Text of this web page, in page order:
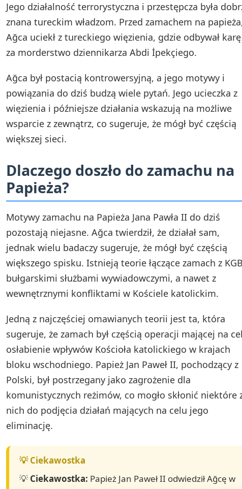
Jego działalność terrorystyczna i przestępcza była
znana tureckim władzom. Przed zamachem na
Ağca uciekł z tureckiego więzienia, gdzie odbywał karę
za morderstwo dziennikarza Abdi İpekçiego.
Ağca był postacią kontrowersyjną, a jego motywy i
powiązania do dziś budzą wiele pytań. Jego ucieczka z
więzienia i późniejsze działania wskazują na możliwe
wsparcie z zewnątrz, co sugeruje, że mógł być częścią
większej sieci.
Dlaczego doszło do zamachu na
Papieża?
Motywy zamachu na Papieża Jana Pawła II do dziś
pozostają niejasne. Ağca twierdził, że działał sam,
jednak wielu badaczy sugeruje, że mógł być częścią
większego spisku. Istnieją teorie łączące zamach z
bułgarskimi służbami wywiadowczymi, a nawet z
wewnętrznymi konfliktami w Kościele katolickim.
Jedną z najczęściej omawianych teorii jest ta, która
sugeruje, że zamach był częścią operacji mającej na
osłabienie wpływów Kościoła katolickiego w krajach
bloku wschodniego. Papież Jan Paweł II, pochodzący z
Polski, był postrzegany jako zagrożenie dla
komunistycznych reżimów, co mogło skłonić niektóre
nich do podjęcia działań mających na celu jego
eliminację.
💡 Ciekawostka: Papież Jan Paweł II odwiedził Ağcę w